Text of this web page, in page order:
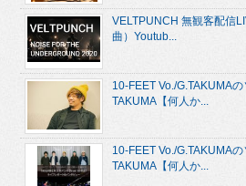
VELTPUNCH 無観客配信
曲）Youtub...
10-FEET Vo./G.TAKUMAの
TAKUMA【何人か...
10-FEET Vo./G.TAKUMAの
TAKUMA【何人か...